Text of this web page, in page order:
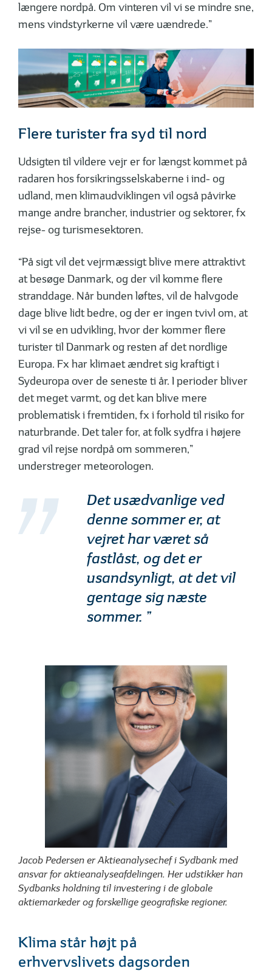
længere nordpå. Om vinteren vil vi se mindre sne,
mens vindstyrkerne vil være uændrede.”
Flere turister fra syd til nord
Udsigten til vildere vejr er for længst kommet på
radaren hos forsikringsselskaberne i ind- og
udland, men klimaudviklingen vil også påvirke
mange andre brancher, industrier og sektorer, fx
rejse- og turismesektoren.
“På sigt vil det vejrmæssigt blive mere attraktivt
at besøge Danmark, og der vil komme flere
stranddage. Når bunden løftes, vil de halvgode
dage blive lidt bedre, og der er ingen tvivl om, at
vi vil se en udvikling, hvor der kommer flere
turister til Danmark og resten af det nordlige
Europa. Fx har klimaet ændret sig kraftigt i
Sydeuropa over de seneste ti år. I perioder bliver
det meget varmt, og det kan blive mere
problematisk i fremtiden, fx i forhold til risiko for
naturbrande. Det taler for, at folk sydfra i højere
grad vil rejse nordpå om sommeren,”
understreger meteorologen.
Det usædvanlige ved
denne sommer er, at
vejret har været så
fastlåst, og det er
usandsynligt, at det vil
gentage sig næste
sommer. ”
Jacob Pedersen er Aktieanalysechef i ­Sydbank med
ansvar for aktieanalyse­afdelingen. Her udstikker han
Sydbanks holdning til ­investering i de globale
aktiemarkeder og ­forskellige geografiske regioner.
Klima står højt på
erhvervslivets dagsorden